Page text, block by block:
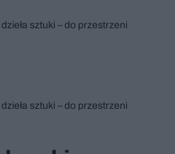
sztuki – do przestrzeni
sztuki – do przestrzeni